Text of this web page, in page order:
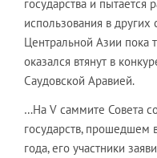
государства и пытается
использования в других
Центральной Азии пока
оказался втянут в
Саудовской Аравией.
…На V саммите Совета
государств, прошедшем
года, его участники